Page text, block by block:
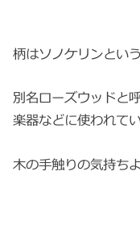
柄はソノケリンとい
別名ローズウッドと
楽器などに使われてい
木の手触りの気持ち